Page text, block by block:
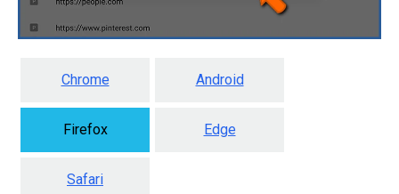
Chrome Android
Firefox Edge
Safari